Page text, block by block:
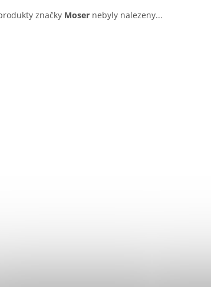
značky Moser nebyly nalezeny...